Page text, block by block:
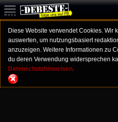
Diese Website verwendet Cookies. Wir
auswerten, um nutzungsbasiert
anzuzeigen. Weitere Informationen zu
du deren Verwendung widersprechen
Datenschutzhinweisen.